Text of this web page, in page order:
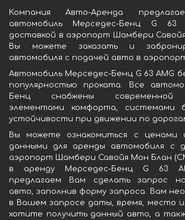
Компания Авто-Аренда
автомобиль Мерседес-Бенц G
доставкой в аэропорт Шамбери Савойя
Вы можете заказать и
автомобиля с подачей авто в
Автомобиль Мерседес-Бенц G 63 AMG
популярностью проката. Все
Бенц снабжены современной
элементами комфорта, системами
устойчивости при движении по
Вы можете ознакомиться с ценами
данными для аренды автомобиля с
аэропорт Шамбери Савойя Мон Блан
в аренду Мерседес-Бенц G 63
предлагаем Вам сделать запрос
авто, заполнив форму запроса. Вам
в Вашем запросе даты, время, место
хотите получить данный авто, а